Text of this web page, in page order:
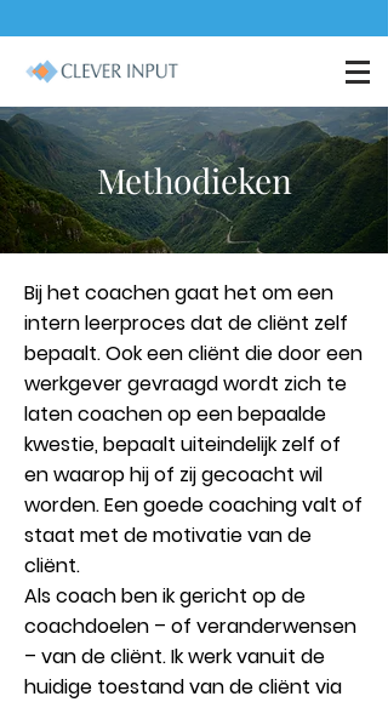
Methodieken
Bij het coachen gaat het om een
intern leerproces dat de cliënt zelf
bepaalt. Ook een cliënt die door een
werkgever gevraagd wordt zich te
laten coachen op een bepaalde
kwestie, bepaalt uiteindelijk zelf of
en waarop hij of zij gecoacht wil
worden. Een goede coaching valt of
staat met de motivatie van de
cliënt.
Als coach ben ik gericht op de
coachdoelen – of veranderwensen
– van de cliënt. Ik werk vanuit de
huidige toestand van de cliënt via